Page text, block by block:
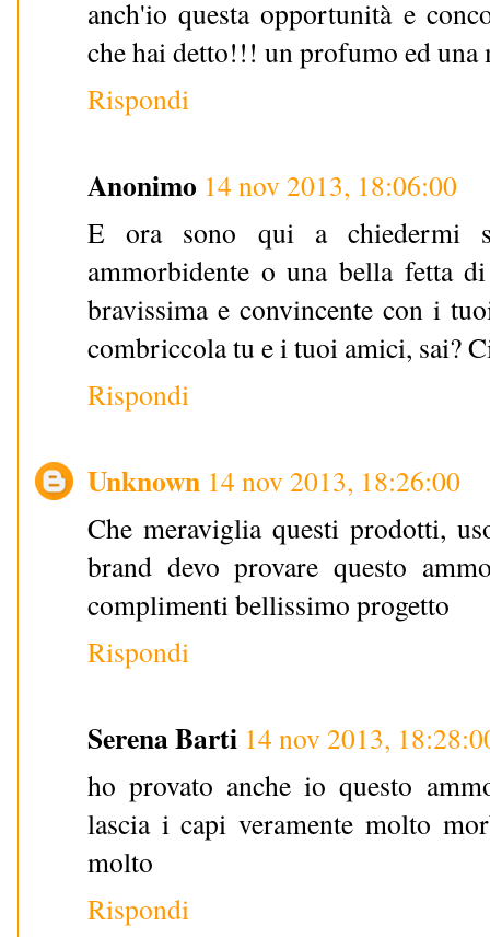
anch'io questa opportunità e
che hai detto!!! un profumo ed
Rispondi
Anonimo 14 nov 2013, 18:06:00
E ora sono qui a chiedermi
ammorbidente o una bella fetta
bravissima e convincente con i
combriccola tu e i tuoi amici, sai?
Rispondi
Unknown 14 nov 2013, 18:26:00
Che meraviglia questi prodotti,
brand devo provare questo
complimenti bellissimo progetto
Rispondi
Serena Barti 14 nov 2013,
ho provato anche io questo
lascia i capi veramente molto
molto
Rispondi